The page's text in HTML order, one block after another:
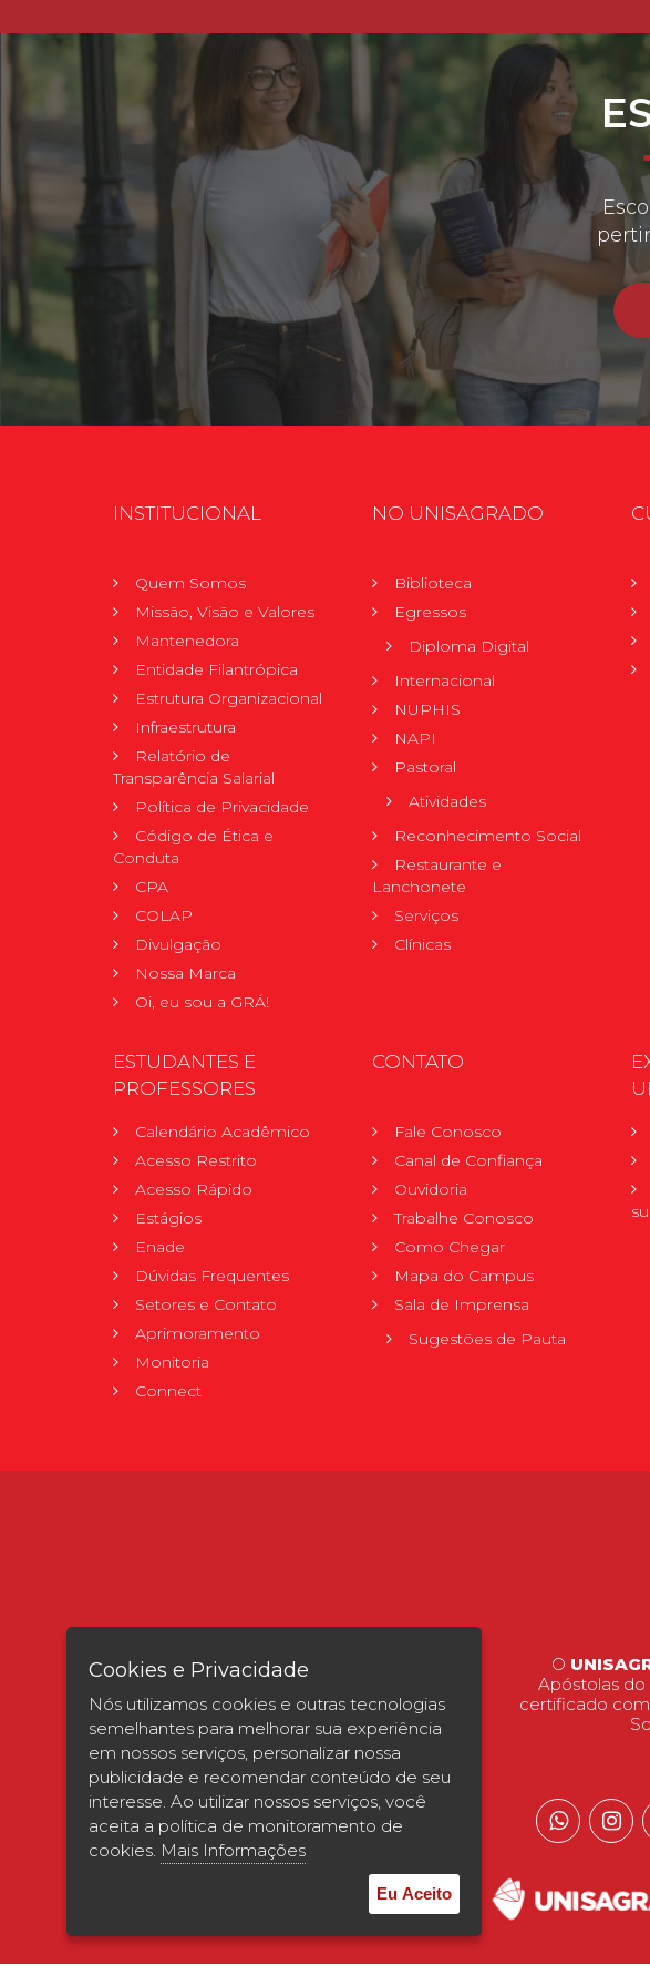
INSTITUCIONAL
Quem Somos
Missão, Visão e Valores
Mantenedora
Entidade Filantrópica
Estrutura Organizacional
Infraestrutura
Relatório de
Transparência Salarial
Política de Privacidade
Código de Ética e
Conduta
CPA
COLAP
Divulgação
Nossa Marca
Oi, eu sou a GRÁ!
NO UNISAGRADO
Biblioteca
Egressos
Diploma Digital
Internacional
NUPHIS
NAPI
Pastoral
Atividades
Reconhecimento Social
Restaurante e
Lanchonete
Serviços
Clínicas
ESTUDANTES E
PROFESSORES
Calendário Acadêmico
Acesso Restrito
Acesso Rápido
Estágios
Enade
Dúvidas Frequentes
Setores e Contato
Aprimoramento
Monitoria
Connect
CONTATO
Fale Conosco
Canal de Confiança
Ouvidoria
Trabalhe Conosco
Como Chegar
Mapa do Campus
Sala de Imprensa
Sugestões de Pauta
Verificada por
O
Apóstolas do
certificado
Cookies e Privacidade
Nós utilizamos cookies e outras tecnologias
semelhantes para melhorar sua experiência
em nossos serviços, personalizar nossa
publicidade e recomendar conteúdo de seu
interesse. Ao utilizar nossos serviços, você
aceita a política de monitoramento de
cookies. Mais Informações
Eu Aceito